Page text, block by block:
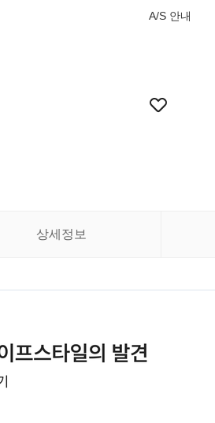
A/S 안내
상세정보